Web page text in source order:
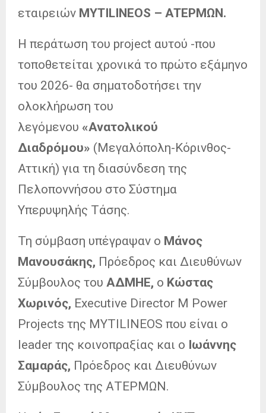
εταιρειών MYTILINEOS – ATEΡΜΩΝ.
Η περάτωση του project αυτού -που
τοποθετείται χρονικά το πρώτο εξάμηνο
του 2026- θα σηματοδοτήσει την
ολοκλήρωση του
λεγόμενου «Ανατολικού
Διαδρόμου» (Μεγαλόπολη-Κόρινθος-
Αττική) για τη διασύνδεση της
Πελοποννήσου στο Σύστημα
Υπερυψηλής Τάσης.
Τη σύμβαση υπέγραψαν ο Μάνος
Μανουσάκης, Πρόεδρος και Διευθύνων
Σύμβουλος του ΑΔΜΗΕ, ο Κώστας
Χωρινός, Executive Director M Power
Projects της MYTILINEOS που είναι ο
leader της κοινοπραξίας και ο Ιωάννης
Σαμαράς, Πρόεδρος και Διευθύνων
Σύμβουλος της ΑΤΕΡΜΩΝ.